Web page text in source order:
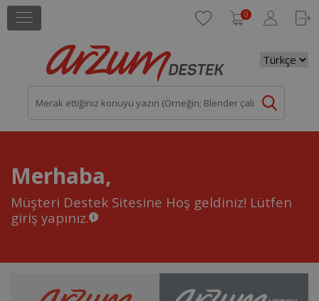
0
Merhaba,
Müşteri Destek Sitesine Hoş geldiniz! Lütfen
giriş yapınız.